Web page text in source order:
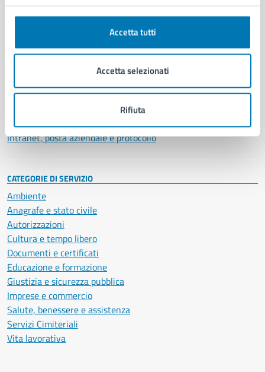
Accetta tutti
Accetta selezionati
Rifiuta
Municipalità
Politici
Documenti e dati
Intranet, posta aziendale e protocollo
CATEGORIE DI SERVIZIO
Ambiente
Anagrafe e stato civile
Autorizzazioni
Cultura e tempo libero
Documenti e certificati
Educazione e formazione
Giustizia e sicurezza pubblica
Imprese e commercio
Salute, benessere e assistenza
Servizi Cimiteriali
Vita lavorativa